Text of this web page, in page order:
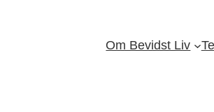
Om Bevidst Liv